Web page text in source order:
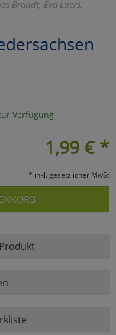
Brandt, Eva Lüers,
Verfügung
1,99 € *
* inkl. gesetzlicher MwSt
zu Haupptseite